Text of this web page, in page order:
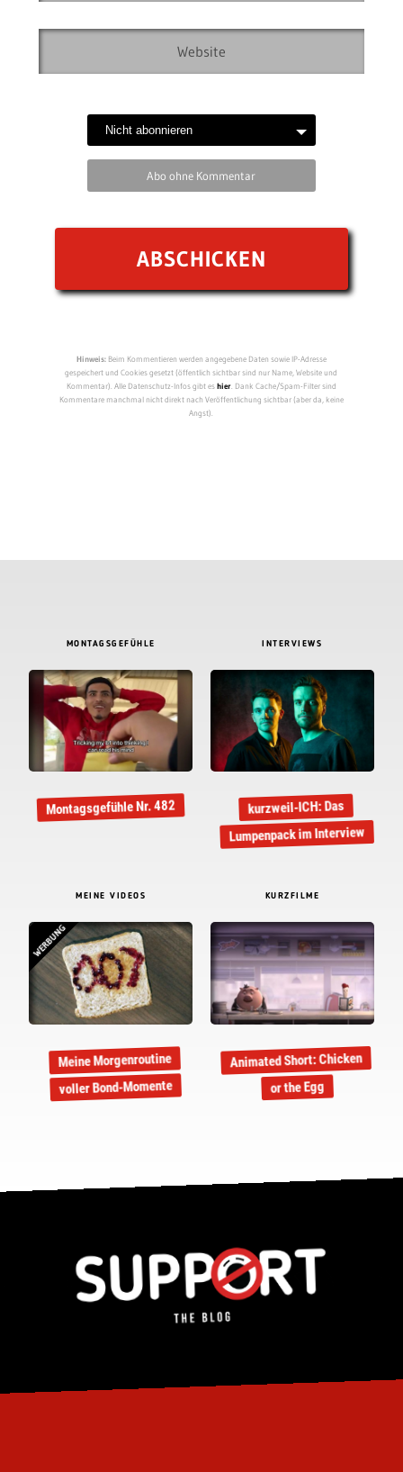
Abo ohne Kommentar
Hinweis:Beim Kommentieren werden angegebene Daten sowie IP-Adresse
gespeichert und Cookies gesetzt (öffentlich sichtbar sind nur Name, Website und
Kommentar). Alle Datenschutz-Infos gibt eshier. Dank Cache/Spam-Filter sind
Kommentare manchmal nicht direkt nach Veröffentlichung sichtbar (aber da, keine
Angst).
MONTAGSGEFÜHLE
Montagsgefühle Nr. 482
INTERVIEWS
kurzweil-ICH: Das
Lumpenpack im Interview
MEINE VIDEOS
WERBUNG
Meine Morgenroutine
voller Bond-Momente
KURZFILME
Animated Short: Chicken
or the Egg